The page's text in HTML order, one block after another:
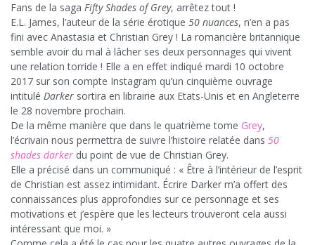
Fans de la saga Fifty Shades of Grey, arrêtez tout !
E.L. James, l’auteur de la série érotique 50 nuances, n’en a pas
fini avec Anastasia et Christian Grey ! La romancière britannique
semble avoir du mal à lâcher ses deux personnages qui vivent
une relation torride ! Elle a en effet indiqué mardi 10 octobre
2017 sur son compte Instagram qu’un cinquième ouvrage
intitulé Darker sortira en librairie aux Etats-Unis et en Angleterre
le 28 novembre prochain.
De la même manière que dans le quatrième tome Grey,
l’écrivain nous permettra de suivre l’histoire relatée dans 50
shades darker du point de vue de Christian Grey.
Elle a précisé dans un communiqué : « Être à l’intérieur de l’esprit
de Christian est assez intimidant. Écrire Darker m’a offert des
connaissances plus approfondies sur ce personnage et ses
motivations et j’espère que les lecteurs trouveront cela aussi
intéressant que moi. »